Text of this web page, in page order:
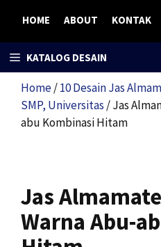
content
HOME ABOUT KONTAK
KATALOG DESAIN
Home/10 Desain Jas
SMP, Universitas / Jas
abu Kombinasi Hitam
Jas
Warna Abu-